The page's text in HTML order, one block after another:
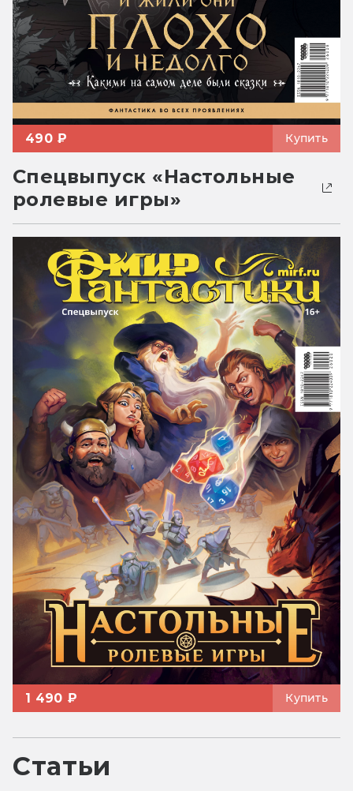
490 ₽ Купить
Спецвыпуск «Настольные
ролевые игры»
1 490 ₽ Купить
Статьи